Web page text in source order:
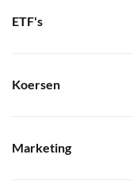
ETF's
Koersen
Marketing